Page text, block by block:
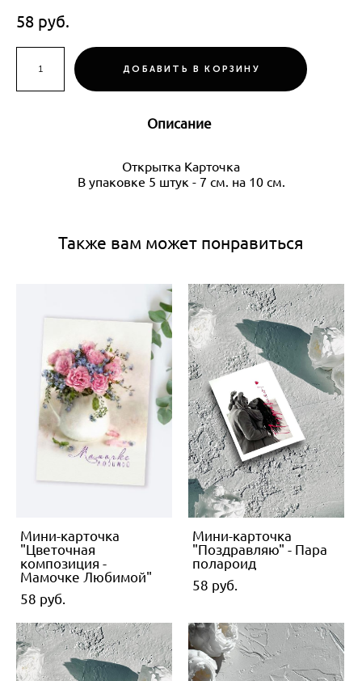
58 pуб.
ДОБАВИТЬ В КОРЗИНУ
Описание
Открытка Карточка
В упаковке 5 штук - 7 см. на 10 см.
Также вам может понравиться
Мини-карточка
"Цветочная
композиция -
Мамочке Любимой"
58 pуб.
Мини-карточка
"Поздравляю" - Пара
полароид
58 pуб.